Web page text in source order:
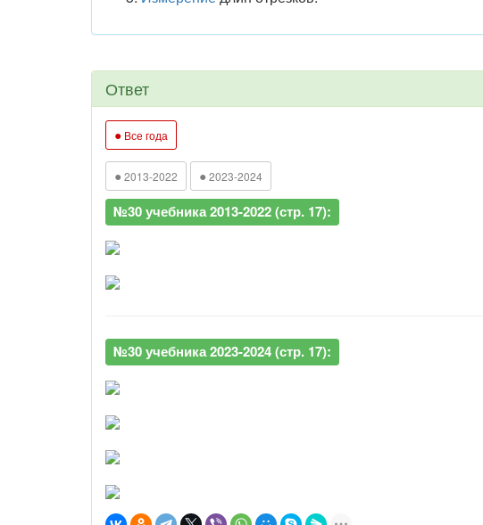
Ответ
● Все года
● 2013-2022 ● 2023-2024
№30 учебника 2013-2022 (стр. 17):
№30 учебника 2023-2024 (стр. 17):